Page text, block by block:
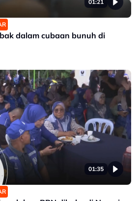
01:21
dalam cubaan bunuh di
01:35